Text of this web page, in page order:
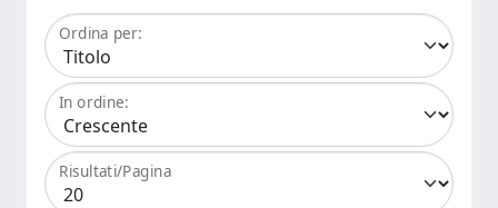
Ordina per:
In ordine:
Risultati/Pagina